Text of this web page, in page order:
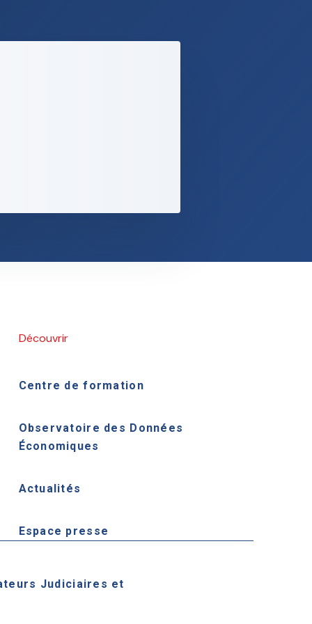
Découvrir
Centre de formation
Observatoire des Données
Économiques
Actualités
Espace presse
Judiciaires et